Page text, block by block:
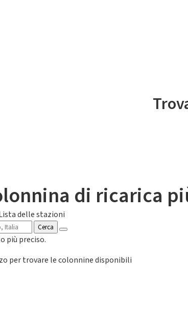
Il servizio di
di ricarica
delle stazioni
Cerca
più preciso.
per trovare le colonnine disponibili